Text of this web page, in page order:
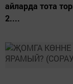
айларда тота
2....